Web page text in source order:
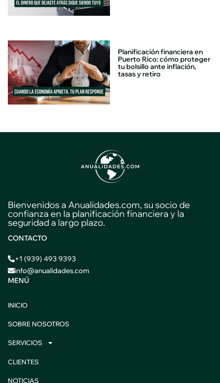
Planificación financiera en
Puerto Rico: cómo proteger
tu bolsillo ante inflación,
tasas y retiro
Bienvenidos a Anualidades.com, su socio de
confianza en la planificación financiera y la
seguridad a largo plazo.
CONTACTO
+1 (939) 493 9393
info@anualidades.com
MENÚ
INICIO
SOBRE NOSOTROS
SERVICIOS
CLIENTES
NOTICIAS